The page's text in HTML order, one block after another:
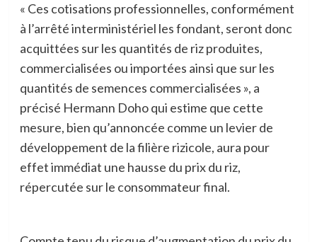
« Ces cotisations professionnelles, conformément
à l’arrêté interministériel les fondant, seront donc
acquittées sur les quantités de riz produites,
commercialisées ou importées ainsi que sur les
quantités de semences commercialisées », a
précisé Hermann Doho qui estime que cette
mesure, bien qu’annoncée comme un levier de
développement de la filière rizicole, aura pour
effet immédiat une hausse du prix du riz,
répercutée sur le consommateur final.